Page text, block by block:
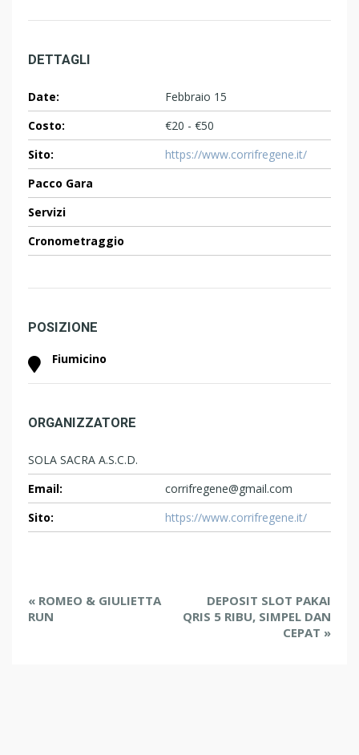
DETTAGLI
Date:
Febbraio 15
Costo:
€20 - €50
Sito:
https://www.corrifregene.it/
Pacco Gara
Servizi
Cronometraggio
POSIZIONE
Fiumicino
ORGANIZZATORE
SOLA SACRA A.S.C.D.
Email:
corrifregene@gmail.com
Sito:
https://www.corrifregene.it/
v
« ROMEO & GIULIETTA
RUN
DEPOSIT SLOT PAKAI
QRIS 5 RIBU, SIMPEL DAN
CEPAT »